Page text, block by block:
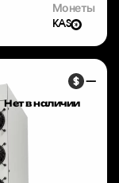
Монеты
KAS
—
Нет в наличии